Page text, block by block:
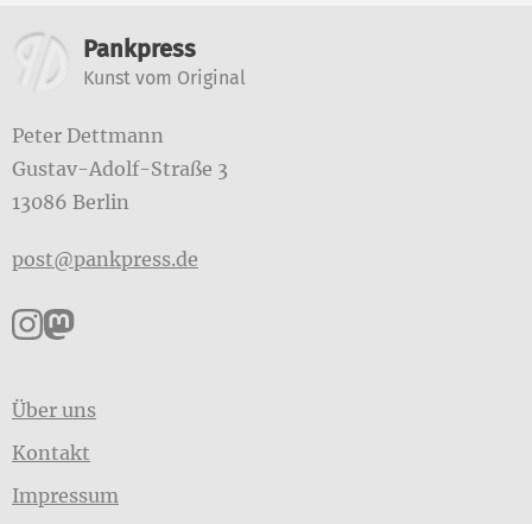
Weitere Informationen
Pankpress
Kunst vom Original
Peter Dettmann
Gustav-Adolf-Straße 3
13086 Berlin
post@pankpress.de
Pankpress auf Instagram
Pankpress auf Mastodon
Über uns
Kontakt
Impressum